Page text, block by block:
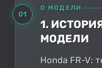
01
О МОДЕЛИ
1.
МОДЕЛИ
Honda FR-V: